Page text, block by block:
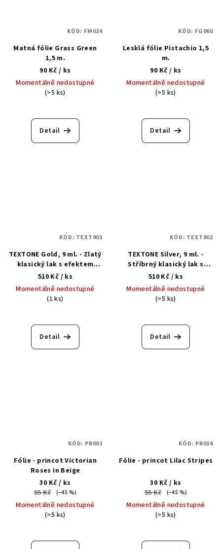
Matná fólie Grass Green
1,5 m.
90 Kč / ks
Momentálně nedostupné
(>5 ks)
Detail
KÓD: FM024
Lesklá fólie Pistachio 1,5
m.
90 Kč / ks
Momentálně nedostupné
(>5 ks)
Detail
KÓD: FG060
TEXTONE Gold, 9 ml. - Zlatý
klasický lak s efektem
chromu
510 Kč / ks
Momentálně nedostupné
(1 ks)
Detail
KÓD: TEXT901
TEXTONE Silver, 9 ml. -
Stříbrný klasický lak s
efektem chromu
510 Kč / ks
Momentálně nedostupné
(>5 ks)
Detail
KÓD: TEXT902
Fólie - princot Victorian
Roses in Beige
30 Kč / ks
55 Kč
(–45 %)
Momentálně nedostupné
(>5 ks)
KÓD: PR002
Fólie - princot Lilac Stripes
30 Kč / ks
55 Kč
(–45 %)
Momentálně nedostupné
(>5 ks)
KÓD: PR014